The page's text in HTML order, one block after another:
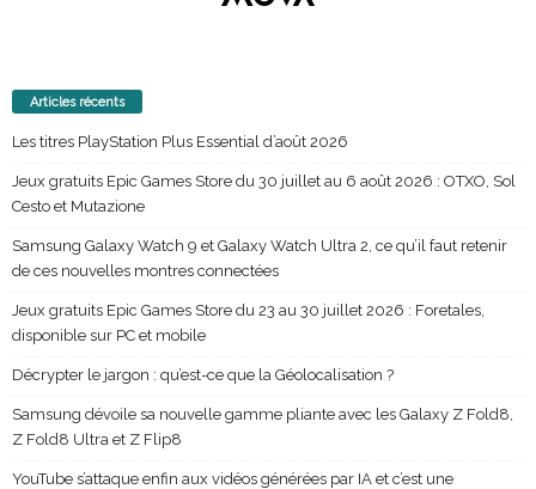
Articles récents
Les titres PlayStation Plus Essential d’août 2026
Jeux gratuits Epic Games Store du 30 juillet au 6 août 2026 : OTXO, Sol
Cesto et Mutazione
Samsung Galaxy Watch 9 et Galaxy Watch Ultra 2, ce qu’il faut retenir
de ces nouvelles montres connectées
Jeux gratuits Epic Games Store du 23 au 30 juillet 2026 : Foretales,
disponible sur PC et mobile
Décrypter le jargon : qu’est-ce que la Géolocalisation ?
Samsung dévoile sa nouvelle gamme pliante avec les Galaxy Z Fold8,
Z Fold8 Ultra et Z Flip8
YouTube s’attaque enfin aux vidéos générées par IA et c’est une